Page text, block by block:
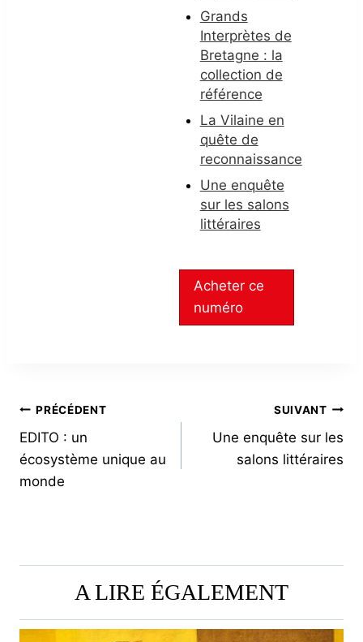
Grands
Interprètes de
Bretagne : la
collection de
référence
La Vilaine en
quête de
reconnaissance
Une enquête
sur les salons
littéraires
Acheter ce
numéro
NAVIGATION
DE
L’ARTICLE
PRÉCÉDENT
EDITO : un
écosystème unique au
monde
SUIVANT
Une enquête sur les
salons littéraires
A LIRE ÉGALEMENT